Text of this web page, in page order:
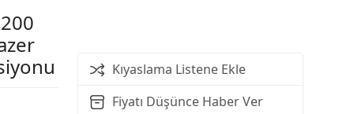
Kıyaslama Listene Ekle
Fiyatı Düşünce Haber Ver